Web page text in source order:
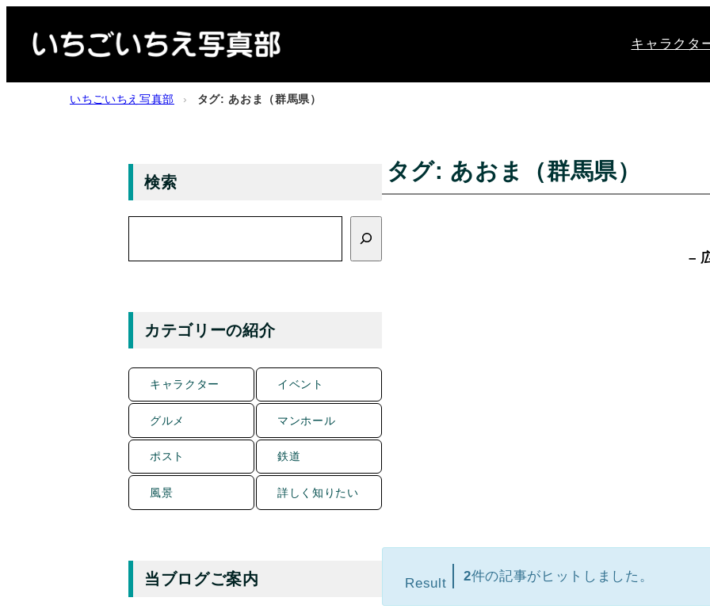
キャラクタ
いちごいちえ写真部 › タグ: あおま（群馬県）
タグ: あおま（群馬県）
–
Result 2件の記事がヒットしました。
検索
カテゴリーの紹介
キャラクター イベント
グルメ マンホール
ポスト 鉄道
風景 詳しく知りたい
当ブログご案内